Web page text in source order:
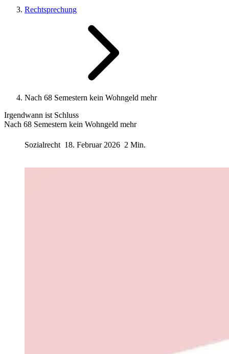
Rechtsprechung
Nach 68 Semestern kein Wohngeld mehr
Irgendwann ist Schluss
Nach 68 Semestern kein Wohngeld mehr
Sozialrecht 18. Februar 2026 2 Min.